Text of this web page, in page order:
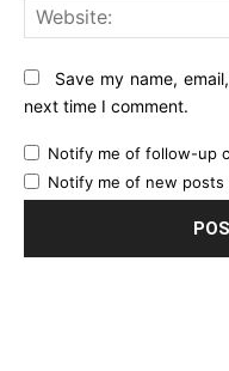
Save my name,
next time I comment.
Notify me of follow-up
Notify me of new posts